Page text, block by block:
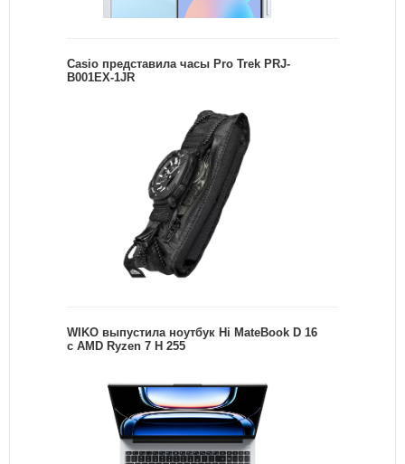
Casio представила часы Pro Trek PRJ-
B001EX-1JR
WIKO выпустила ноутбук Hi MateBook D 16
с AMD Ryzen 7 H 255